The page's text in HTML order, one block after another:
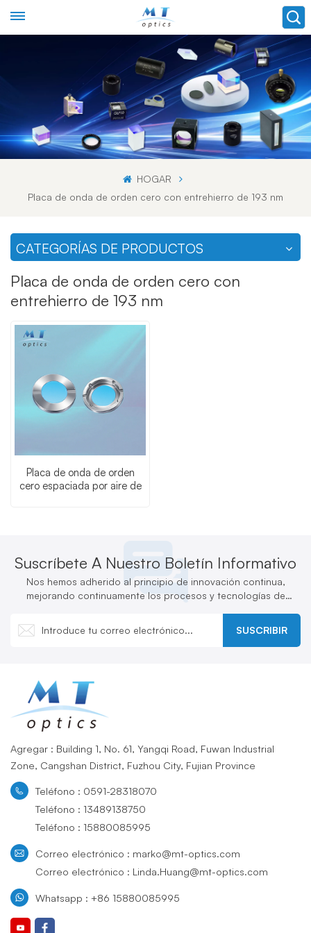
HOGAR
Placa de onda de orden cero con entrehierro de 193 nm
CATEGORÍAS DE PRODUCTOS
Placa de onda de orden cero con
entrehierro de 193 nm
Placa de onda de orden
cero espaciada por aire de
Suscríbete A Nuestro Boletín Informativo
Nos hemos adherido al principio de innovación continua,
mejorando continuamente los procesos y tecnologías de
SUSCRIBIR
Agregar : Building 1, No. 61, Yangqi Road, Fuwan Industrial
Zone, Cangshan District, Fuzhou City, Fujian Province
Teléfono : 0591-28318070
Teléfono : 13489138750
Teléfono : 15880085995
Correo electrónico : marko@mt-optics.com
Correo electrónico : Linda.Huang@mt-optics.com
Whatsapp : +86 15880085995